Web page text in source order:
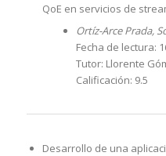
QoE en servicios de
Ortíz-Arce Prada,
Fecha de lectura:
Tutor: Llorente
Calificación: 9.5
Desarrollo de una